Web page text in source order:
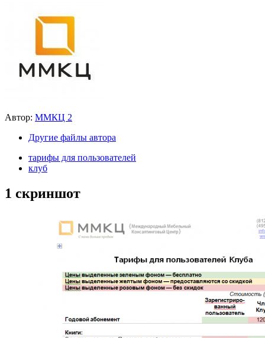
Автор: ММКЦ 2
Другие файлы автора
тарифы для пользователей
клуб
1 скриншот